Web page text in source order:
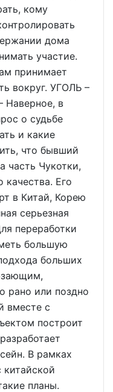
кому
дома
участие.
принимает
вокруг. УГОЛЬ –
в
о судьбе
и какие
что бывший
часть Чукотки,
качества. Его
в Китай, Корею
серьезная
переработки
большую
больших
рано или поздно
вместе с
построит
В рамках
китайской
планы.